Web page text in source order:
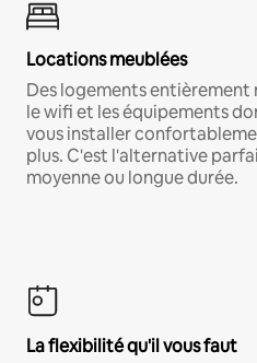
Locations meublées
Des logements entièrement
le wifi et les équipements
vous installer
plus. C'est l'alternative
moyenne ou longue durée.
La flexibilité qu'il vous faut